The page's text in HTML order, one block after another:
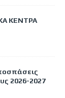
ΚΕΝΤΡΑ
2026-2027